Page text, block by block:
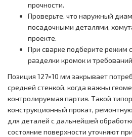
прочности.
Проверьте, что наружный
посадочными деталями,
проекте.
При сварке подберите режим
разделки кромок и
Позиция 127×10 мм закрывает
средней стенкой, когда важны
контролируемая партия. Такой
конструкционный прокат,
для деталей с дальнейшей
состояние поверхности уточняют